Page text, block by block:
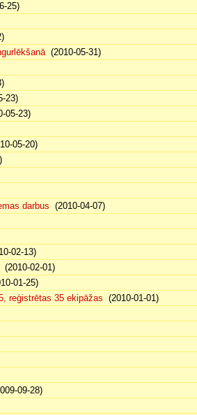
25)
(2010-05-31)
23)
05-23)
05-20)
darbus (2010-04-07)
02-13)
(2010-02-01)
01-25)
reģistrētas 35 ekipāžas (2010-01-01)
09-28)